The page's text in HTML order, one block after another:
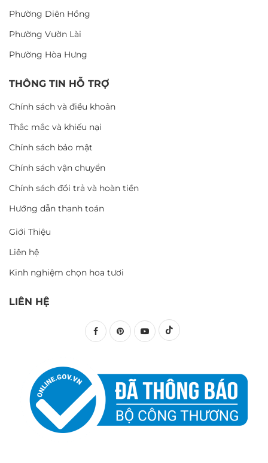
Phường Diên Hồng
Phường Vườn Lài
Phường Hòa Hưng
THÔNG TIN HỖ TRỢ
Chính sách và điều khoản
Thắc mắc và khiếu nại
Chính sách bảo mật
Chính sách vận chuyển
Chính sách đổi trả và hoàn tiền
Hướng dẫn thanh toán
Giới Thiệu
Liên hệ
Kinh nghiệm chọn hoa tươi
LIÊN HỆ